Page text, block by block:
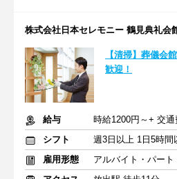
株式会社日本セレモニー 鶴見典礼会
【清掃】葬儀会
歓迎！
給与
時給1200円～+ 交
シフト
週3日以上 1日5時間
雇用形態
アルバイト・パート